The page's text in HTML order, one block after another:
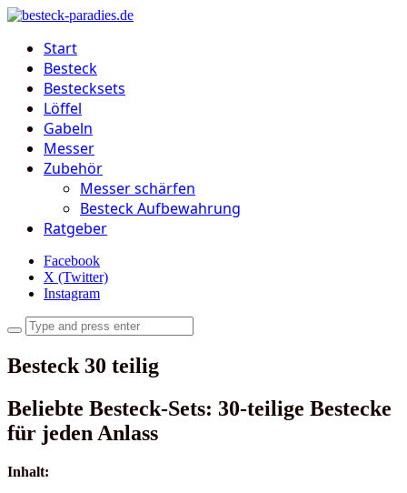
Start
Besteck
Bestecksets
Löffel
Gabeln
Messer
Zubehör
Messer schärfen
Besteck Aufbewahrung
Ratgeber
Facebook
X (Twitter)
Instagram
Besteck 30 teilig
Beliebte Besteck-Sets: 30-teilige Bestecke
für jeden Anlass
Inhalt: